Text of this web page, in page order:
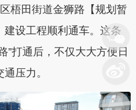
梧田街道金狮路【规划暂
设工程顺利通车。这条
”打通后，不仅大大方便日
压力。